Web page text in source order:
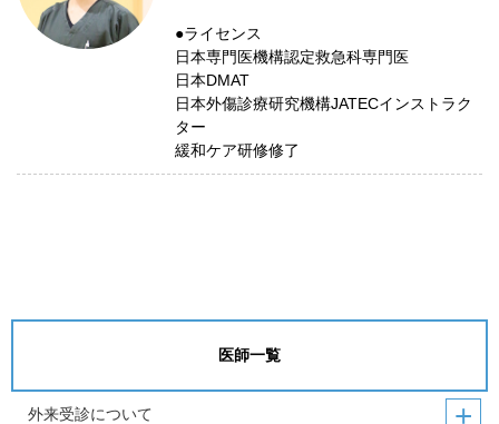
●ライセンス
日本専門医機構認定救急科専門医
日本DMAT
日本外傷診療研究機構JATECインストラク
ター
緩和ケア研修修了
医師一覧
外来受診について